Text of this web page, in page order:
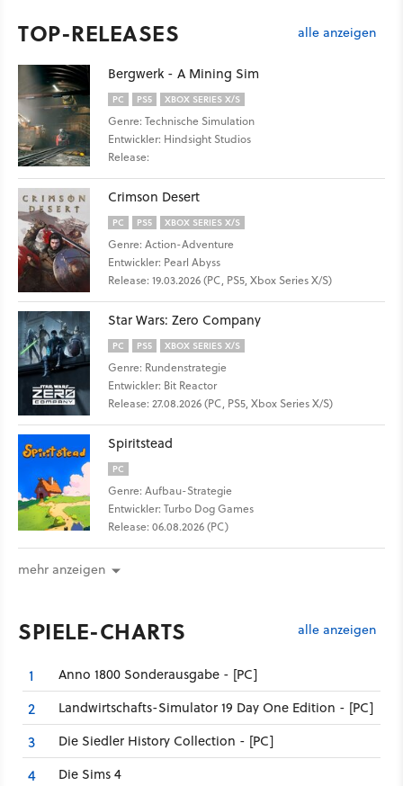
TOP-RELEASES alle anzeigen
Bergwerk - A Mining Sim
PC PS5 XBOX SERIES X/S
Genre: Technische Simulation
Entwickler: Hindsight Studios
Release:
Crimson Desert
PC PS5 XBOX SERIES X/S
Genre: Action-Adventure
Entwickler: Pearl Abyss
Release: 19.03.2026 (PC, PS5, Xbox Series X/S)
Star Wars: Zero Company
PC PS5 XBOX SERIES X/S
Genre: Rundenstrategie
Entwickler: Bit Reactor
Release: 27.08.2026 (PC, PS5, Xbox Series X/S)
Spiritstead
PC
Genre: Aufbau-Strategie
Entwickler: Turbo Dog Games
Release: 06.08.2026 (PC)
mehr anzeigen
SPIELE-CHARTS alle anzeigen
1 Anno 1800 Sonderausgabe - [PC]
2 Landwirtschafts-Simulator 19 Day One Edition - [PC]
3 Die Siedler History Collection - [PC]
4 Die Sims 4